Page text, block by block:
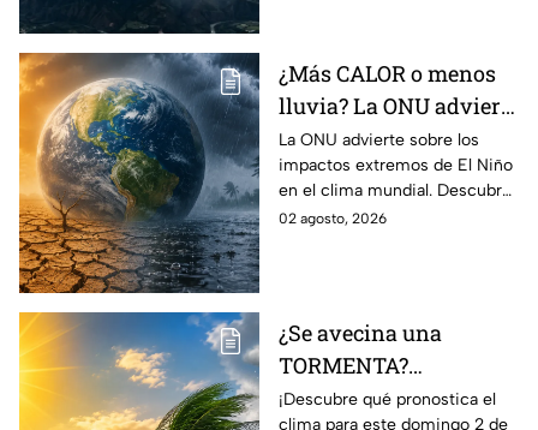
¿Más CALOR o menos
lluvia? La ONU advierte
por los efectos
EXTREMOS de ‘El Niño’
y que cambiarán el
clima en el mundo
La ONU advierte sobre los
impactos extremos de El Niño
en el clima mundial. Descubre
cómo podría cambiar el clima
02 agosto, 2026
¿Se avecina una
TORMENTA?
Aumentan las
¡Descubre qué pronostica el
clima para este domingo 2 de